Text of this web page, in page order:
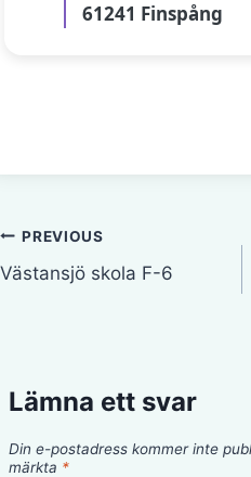
61241 Finspång
Inläggsnavigering
PREVIOUS
Västansjö skola F-6
Lämna ett svar
Din e-postadress kommer inte
märkta *